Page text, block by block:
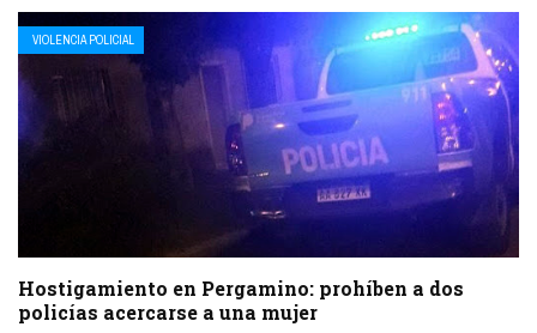
VIOLENCIA POLICIAL
Hostigamiento en Pergamino: prohíben a dos
policías acercarse a una mujer